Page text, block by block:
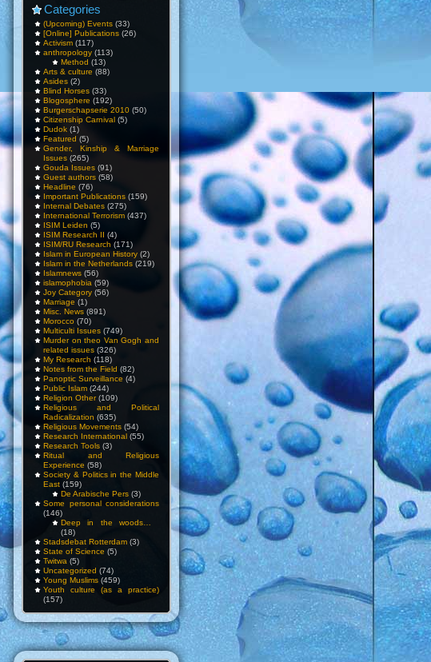
Categories
(Upcoming) Events (33)
[Online] Publications (26)
Activism (117)
anthropology (113)
Method (13)
Arts & culture (88)
Asides (2)
Blind Horses (33)
Blogosphere (192)
Burgerschapserie 2010 (50)
Citizenship Carnival (5)
Dudok (1)
Featured (5)
Gender, Kinship & Marriage
Issues (265)
Gouda Issues (91)
Guest authors (58)
Headline (76)
Important Publications (159)
Internal Debates (275)
International Terrorism (437)
ISIM Leiden (5)
ISIM Research II (4)
ISIM/RU Research (171)
Islam in European History (2)
Islam in the Netherlands (219)
Islamnews (56)
islamophobia (59)
Joy Category (56)
Marriage (1)
Misc. News (891)
Morocco (70)
Multiculti Issues (749)
Murder on theo Van Gogh and
related issues (326)
My Research (118)
Notes from the Field (82)
Panoptic Surveillance (4)
Public Islam (244)
Religion Other(109)
Religious and Political
Radicalization (635)
Religious Movements (54)
Research International (55)
Research Tools (3)
Ritual and Religious
Experience (58)
Society & Politics in the Middle
East (159)
De Arabische Pers (3)
Some personal considerations
(146)
Deep in the woods…
(18)
Stadsdebat Rotterdam (3)
State of Science (5)
Twitwa (5)
Uncategorized (74)
Young Muslims (459)
Youth culture (as a practice)
(157)